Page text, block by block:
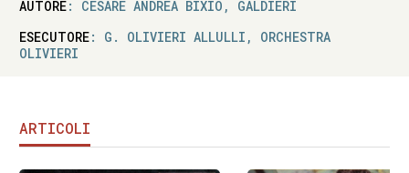
AUTORE: CESARE ANDREA BIXIO, GALDIERI
ESECUTORE: G. OLIVIERI ALLULLI, ORCHESTRA
OLIVIERI
ARTICOLI